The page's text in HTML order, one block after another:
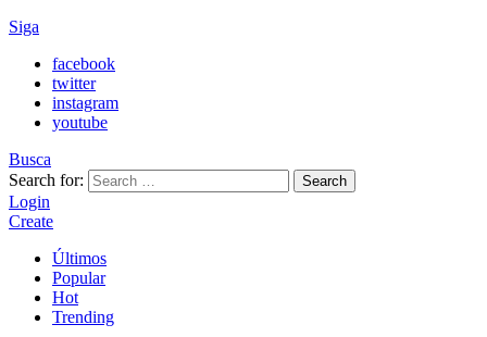
Siga
facebook
twitter
instagram
youtube
Busca
Search for:
Search
Login
Create
Últimos
Popular
Hot
Trending